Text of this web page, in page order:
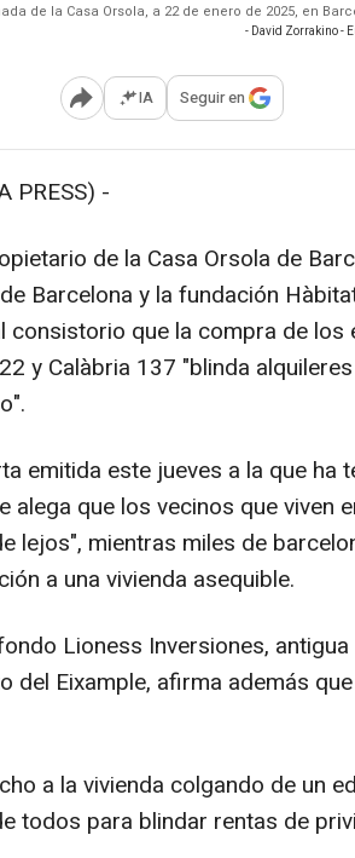
de la Casa Orsola, a 22 de enero de 2025, en
- David Zorrakino -
Abrir opciones para compartir
IA Seguir en
PRESS) -
de la Casa Orsola de
Barcelona y la fundación
consistorio que la compra de los
y Calàbria 137 "blinda
emitida este jueves a la que ha
alega que los vecinos que viven
lejos", mientras miles de
a una vivienda asequible.
Lioness Inversiones,
del Eixample, afirma además
a la vivienda colgando de un
todos para blindar rentas de